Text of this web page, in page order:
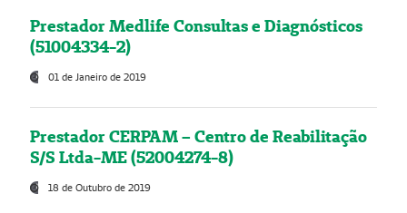
Prestador Medlife Consultas e Diagnósticos
(51004334-2)
01 de Janeiro de 2019
Prestador CERPAM – Centro de Reabilitação
S/S Ltda-ME (52004274-8)
18 de Outubro de 2019